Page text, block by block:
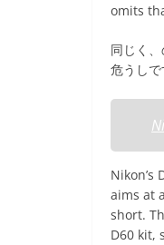
omits
同じく
危うし
aims at
short.
D60 kit,